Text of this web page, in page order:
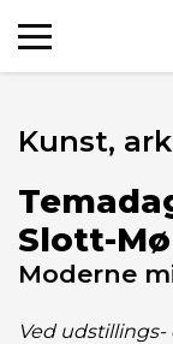
Kunst,
Slott-
Moderne
Ved